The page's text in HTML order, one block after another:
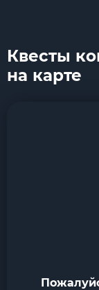
Квесты
на карте